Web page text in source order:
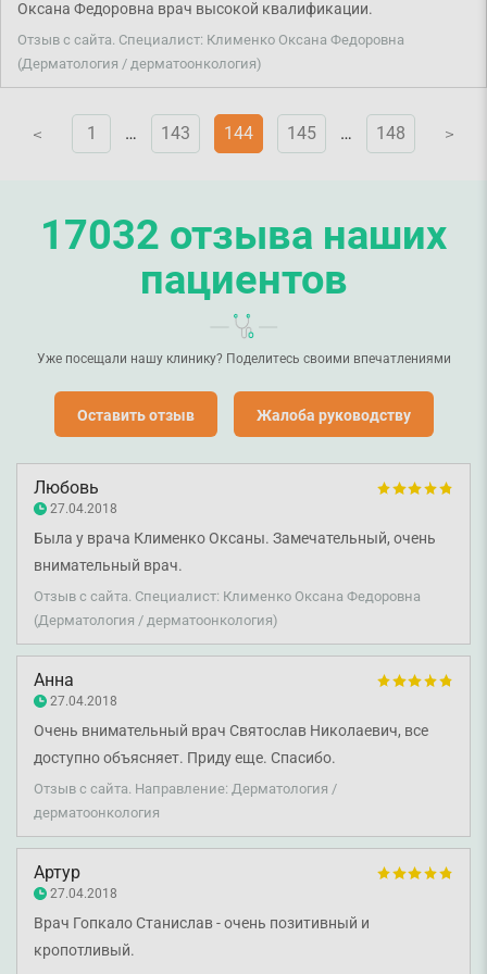
задать дополнительные вопросы с целью уточнения, а
позволили себе повысить тон общения и бросили трубку.
Извините, что не смогли Вам помочь. Желаем здоровья.
Оксана Федоровна врач высокой квалификации.
Отзыв с сайта. Специалист: Клименко Оксана Федоровна
(Дерматология / дерматоонкология)
V 1 … 143 144 145 … 148 V
17032 отзыва наших
пациентов
Уже посещали нашу клинику? Поделитесь своими впечатлениями
Оставить отзыв Жалоба руководству
Любовь
27.04.2018
Была у врача Клименко Оксаны. Замечательный, очень
внимательный врач.
Отзыв с сайта. Специалист: Клименко Оксана Федоровна
(Дерматология / дерматоонкология)
Анна
27.04.2018
Очень внимательный врач Святослав Николаевич, все
доступно объясняет. Приду еще. Спасибо.
Отзыв с сайта. Направление: Дерматология /
дерматоонкология
Артур
27.04.2018
Врач Гопкало Станислав - очень позитивный и
кропотливый.